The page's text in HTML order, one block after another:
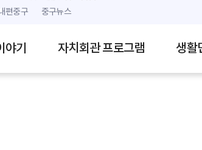
편중구 중구뉴스
기 자치회관 프로그램 생활